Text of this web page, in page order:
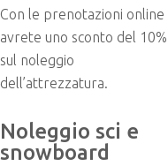
Con le prenotazioni online
avrete uno sconto del 10%
sul noleggio
dell’attrezzatura.
Noleggio sci e
snowboard